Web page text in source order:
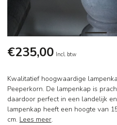
€235,00 Incl. btw
Kwalitatief hoogwaardige
Peeperkorn. De lampenkap is
daardoor perfect in een landelijk
lampenkap heeft een hoogte van
cm. Lees meer.